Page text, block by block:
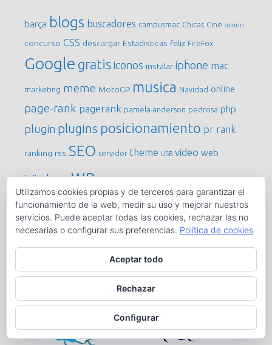
barça blogs buscadores campusmac Chicas Cine comun
concurso CSS descargar Estadisticas feliz FireFox
Google gratis iconos instalar iphone mac
marketing meme MotoGP musica Navidad online
page-rank pagerank pamela-anderson pedrosa php
plugin plugins posicionamiento pr rank
ranking rss SEO servidor theme USB video web
Windows wp
Sigueme en…
Utilizamos cookies propias y de terceros para garantizar el
funcionamiento de la web, medir su uso y mejorar nuestros
servicios. Puede aceptar todas las cookies, rechazar las no
necesarias o configurar sus preferencias. Política de cookies
Aceptar todo
Rechazar
Configurar